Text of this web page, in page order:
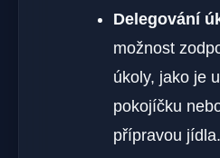
Delegování
možnost
úkoly, jako je
pokojíčku
přípravou jídla.